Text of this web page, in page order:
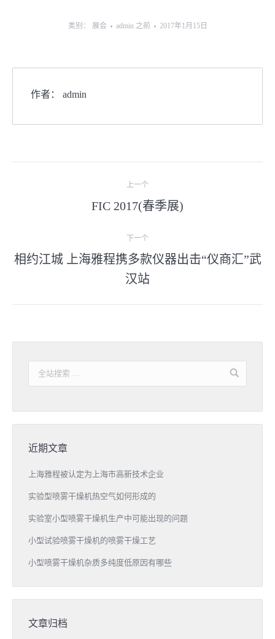
类别： 展会 admin之前 2017年1月15日
作者： admin
航
上一个
上
篇
文
章
FIC 2017(春季展)
下一个
下
一
篇
相约江城 上海雅程携多款仪器出击“仪商汇”武
汉站
近期文章
上海雅程被认定为上海市高新技术企业
实验型喷雾干燥机热空气如何形成的
实验室小型喷雾干燥机生产中可能出现的问题
小型试验喷雾干燥机的喷雾干燥工艺
小型喷雾干燥机杂质多纯度低原因有哪些
文章归档